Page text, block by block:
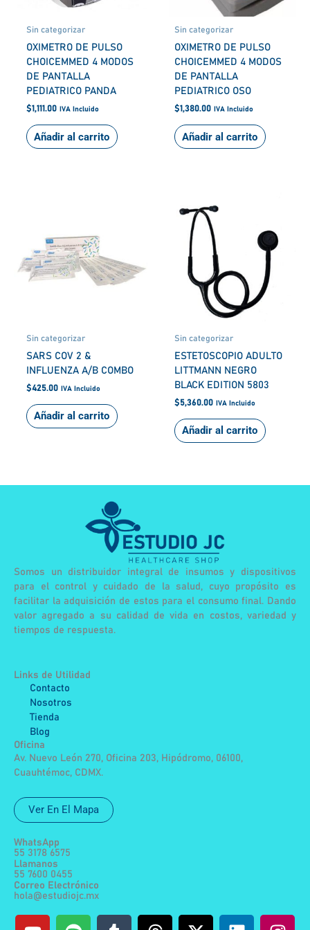
Sin categorizar
OXIMETRO DE PULSO
CHOICEMMED 4 MODOS
DE PANTALLA
PEDIATRICO PANDA
$1,111.00 IVA Incluido
Añadir al carrito
Sin categorizar
OXIMETRO DE PULSO
CHOICEMMED 4 MODOS
DE PANTALLA
PEDIATRICO OSO
$1,380.00 IVA Incluido
Añadir al carrito
Sin categorizar
SARS COV 2 &
INFLUENZA A/B COMBO
$425.00 IVA Incluido
Añadir al carrito
Sin categorizar
ESTETOSCOPIO ADULTO
LITTMANN NEGRO
BLACK EDITION 5803
$5,360.00 IVA Incluido
Añadir al carrito
Somos un distribuidor integral de insumos y dispositivos
para el control y cuidado de la salud, cuyo propósito es
facilitar la adquisición de estos para el consumo final. Dando
valor agregado a su calidad de vida en costos, variedad y
tiempos de respuesta.
Links de Utilidad
Contacto
Nosotros
Tienda
Blog
Oficina
Av. Nuevo León 270, Oficina 203, Hipódromo, 06100,
Cuauhtémoc, CDMX.
Ver En El Mapa
WhatsApp
55 3178 6575
Llamanos
55 7600 0455
Correo Electrónico
hola@estudiojc.mx
Y
S
T
T
X
L
I
F